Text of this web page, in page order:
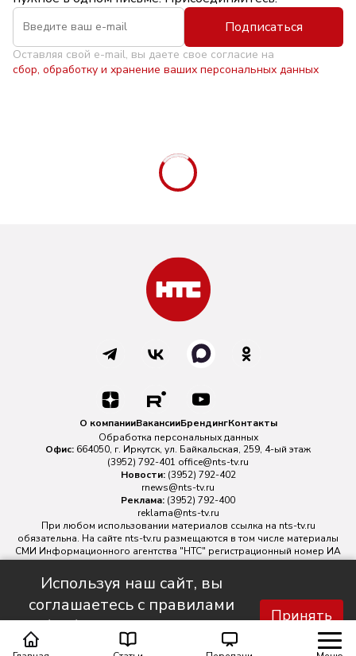
Подписаться
Оставляя свой e-mail, вы даете свое согласие на
сбор, обработку и хранение ваших персональных данных
Используя наш сайт, вы
соглашаетесь с правилами
обработки персональных
данных.
Принять
О компанииВакансииБрендингКонтакты
Обработка персональных данных
Офис: 664050, г. Иркутск, ул. Байкальская, 259, 4-ый этаж
(3952) 792-401 office@nts-tv.ru
Новости: (3952) 792-402
rnews@nts-tv.ru
Реклама: (3952) 792-400
reklama@nts-tv.ru
При любом использовании материалов ссылка на nts-tv.ru
обязательна. На сайте nts-tv.ru размещаются в том числе материалы
СМИ Информационного агентства "НТС" регистрационный номер ИА
№ ФС 77 - 88763 зарегистрировано Федеральной службой по
надзору в сфере связи, информационных технологий и массовых
коммуникаций.
Главный редактор ИА "НТС" Иштулкин Евгений Александрович16+